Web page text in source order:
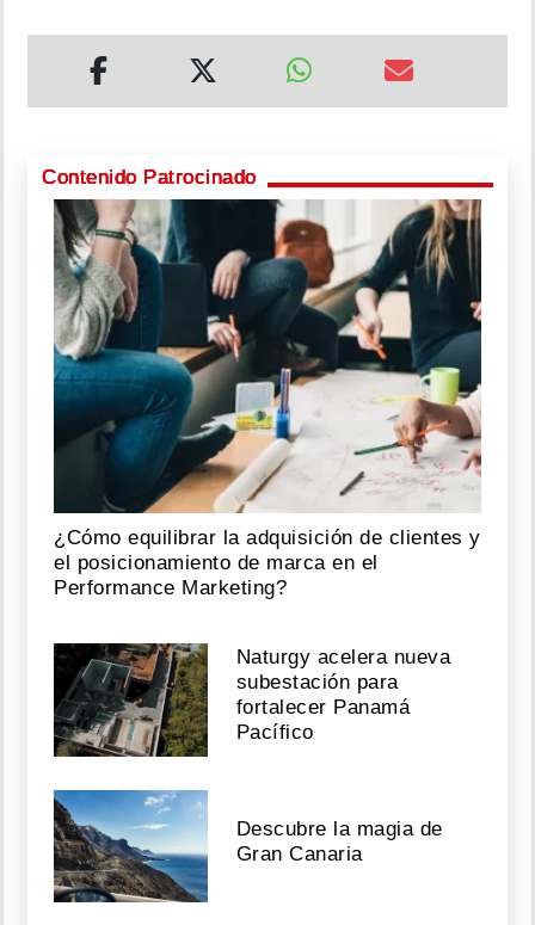
Contenido Patrocinado
¿Cómo equilibrar la adquisición de clientes y
el posicionamiento de marca en el
Performance Marketing?
Naturgy acelera nueva
subestación para
fortalecer Panamá
Pacífico
Descubre la magia de
Gran Canaria